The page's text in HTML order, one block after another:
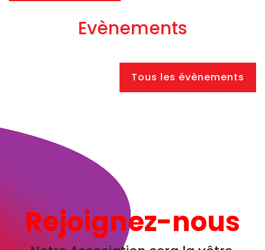
Evènements
Tous les évènements
Rejoignez-nous